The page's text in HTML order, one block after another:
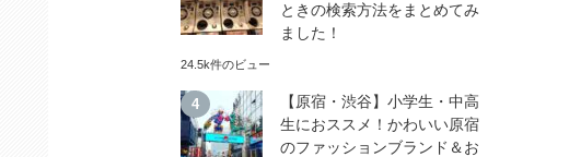
ときの検索方法をまとめてみ
ました！
24.5k件のビュー
【原宿・渋谷】小学生・中高
生におススメ！かわいい原宿
のファッションブランド＆お